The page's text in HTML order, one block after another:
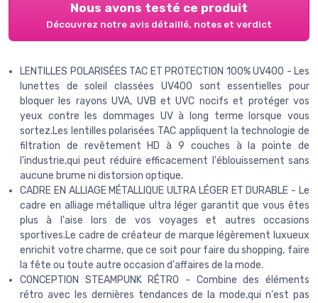
Nous avons testé ce produit
Découvrez notre avis détaillé, notes et verdict
LENTILLES POLARISÉES TAC ET PROTECTION 100% UV400 - Les
lunettes de soleil classées UV400 sont essentielles pour
bloquer les rayons UVA, UVB et UVC nocifs et protéger vos
yeux contre les dommages UV à long terme lorsque vous
sortez.Les lentilles polarisées TAC appliquent la technologie de
filtration de revêtement HD à 9 couches à la pointe de
l'industrie,qui peut réduire efficacement l'éblouissement sans
aucune brume ni distorsion optique.
CADRE EN ALLIAGE MÉTALLIQUE ULTRA LÉGER ET DURABLE - Le
cadre en alliage métallique ultra léger garantit que vous êtes
plus à l'aise lors de vos voyages et autres occasions
sportives.Le cadre de créateur de marque légèrement luxueux
enrichit votre charme, que ce soit pour faire du shopping, faire
la fête ou toute autre occasion d'affaires de la mode.
CONCEPTION STEAMPUNK RÉTRO - Combine des éléments
rétro avec les dernières tendances de la mode,qui n'est pas